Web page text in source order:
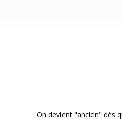
On devient "ancien" dès